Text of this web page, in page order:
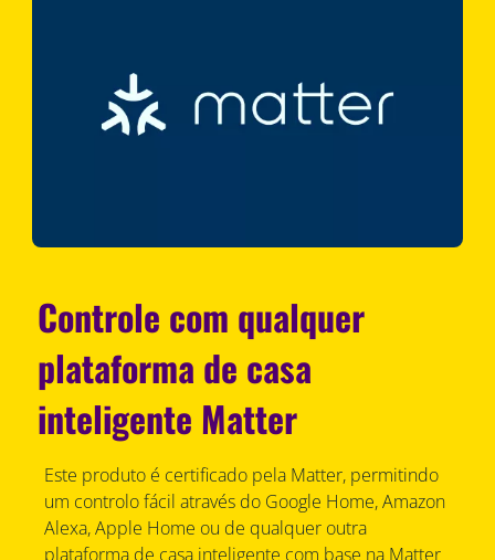
Controle com qualquer
plataforma de casa
inteligente Matter
Este produto é certificado pela Matter, permitindo
um controlo fácil através do Google Home, Amazon
Alexa, Apple Home ou de qualquer outra
plataforma de casa inteligente com base na Matter